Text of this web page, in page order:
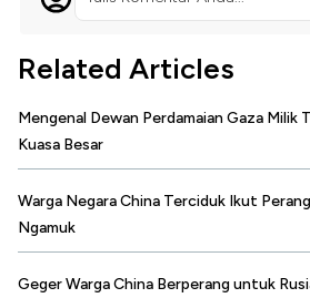
Related Articles
Mengenal Dewan Perdamaian Gaza Milik
Kuasa Besar
Warga Negara China Terciduk Ikut
Ngamuk
Geger Warga China Berperang untuk